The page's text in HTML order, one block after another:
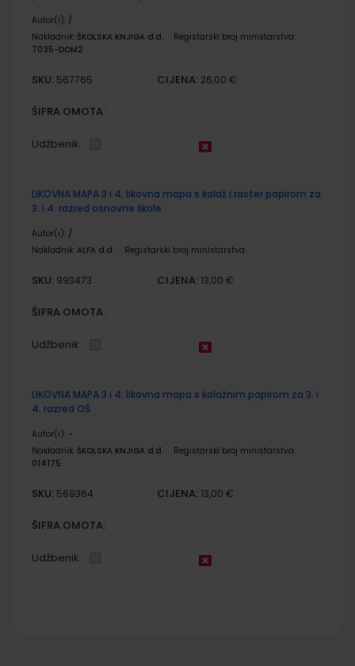
Autor(i): /
Nakladnik: ŠKOLSKA KNJIGA d.d.
Registarski broj ministarstva:
7035-DOM2
SKU: 567765 CIJENA: 26,00 €
ŠIFRA OMOTA:
Udžbenik
LIKOVNA MAPA 3 i 4; likovna mapa s kolaž i raster papirom za
3. i 4. razred osnovne škole
Autor(i): /
Nakladnik: ALFA d.d. Registarski broj ministarstva:
SKU: 993473 CIJENA: 13,00 €
ŠIFRA OMOTA:
Udžbenik
LIKOVNA MAPA 3 i 4; likovna mapa s kolažnim papirom za 3. i
4. razred OŠ
Autor(i): -
Nakladnik: ŠKOLSKA KNJIGA d.d.
Registarski broj ministarstva:
014175
SKU: 569364 CIJENA: 13,00 €
ŠIFRA OMOTA:
Udžbenik